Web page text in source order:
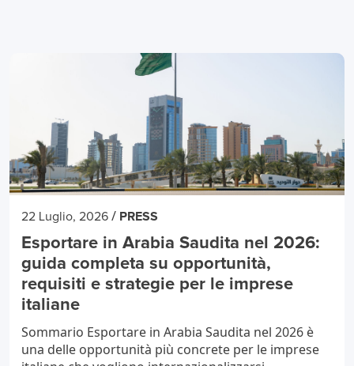
22 Luglio, 2026 / PRESS
Esportare in Arabia Saudita nel 2026:
guida completa su opportunità,
requisiti e strategie per le imprese
italiane
Sommario Esportare in Arabia Saudita nel 2026 è
una delle opportunità più concrete per le imprese